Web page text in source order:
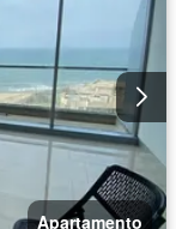
Apartamento